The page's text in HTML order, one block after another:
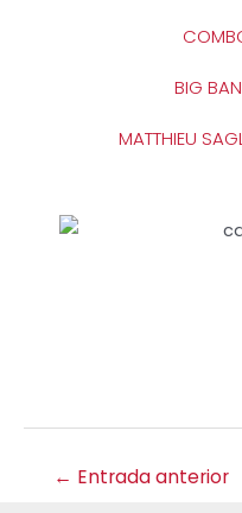
BIG
MATTHIEU
← Entrada anterior